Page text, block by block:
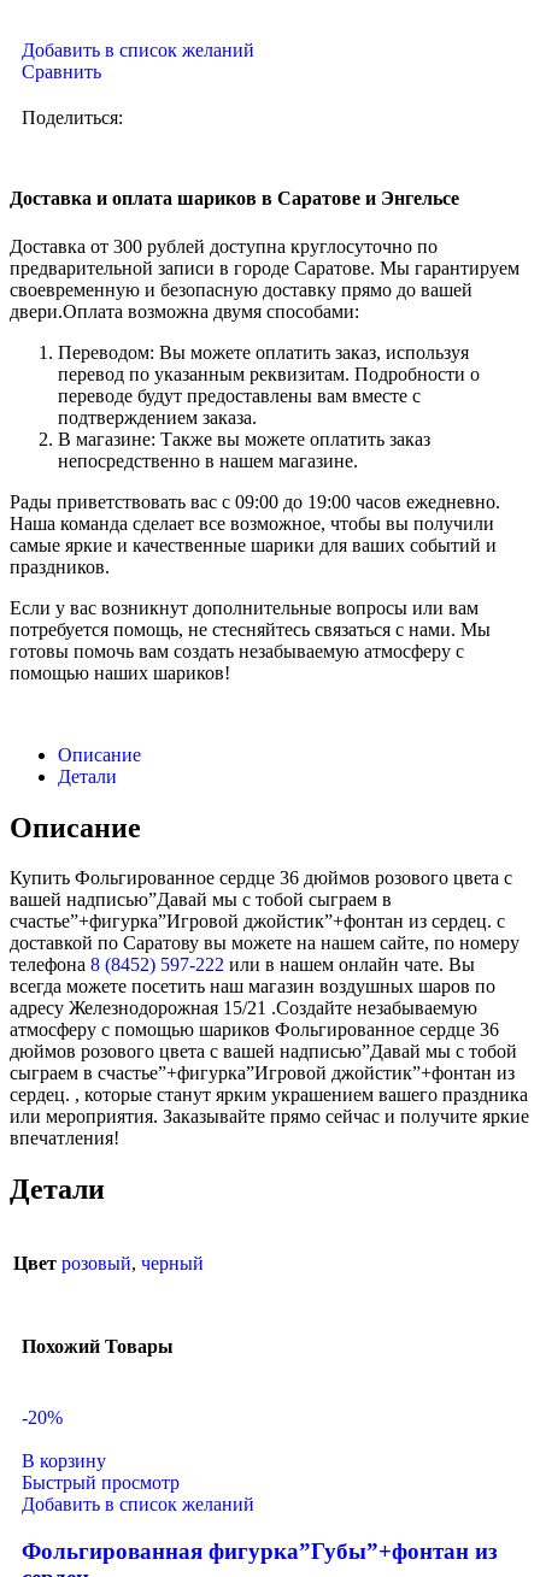
Добавить в список желаний
Сравнить
Поделиться:
Доставка и оплата шариков в Саратове и Энгельсе
Доставка от 300 рублей доступна круглосуточно по
предварительной записи в городе Саратове. Мы гарантируем
своевременную и безопасную доставку прямо до вашей
двери.Оплата возможна двумя способами:
Переводом: Вы можете оплатить заказ, используя
перевод по указанным реквизитам. Подробности о
переводе будут предоставлены вам вместе с
подтверждением заказа.
В магазине: Также вы можете оплатить заказ
непосредственно в нашем магазине.
Рады приветствовать вас с 09:00 до 19:00 часов ежедневно.
Наша команда сделает все возможное, чтобы вы получили
самые яркие и качественные шарики для ваших событий и
праздников.
Если у вас возникнут дополнительные вопросы или вам
потребуется помощь, не стесняйтесь связаться с нами. Мы
готовы помочь вам создать незабываемую атмосферу с
помощью наших шариков!
Описание
Детали
Описание
Купить Фольгированное сердце 36 дюймов розового цвета с
вашей надписью”Давай мы с тобой сыграем в
счастье”+фигурка”Игровой джойстик”+фонтан из сердец. с
доставкой по Саратову вы можете на нашем сайте, по номеру
телефона 8 (8452) 597-222 или в нашем онлайн чате. Вы
всегда можете посетить наш магазин воздушных шаров по
адресу Железнодорожная 15/21 .Создайте незабываемую
атмосферу с помощью шариков Фольгированное сердце 36
дюймов розового цвета с вашей надписью”Давай мы с тобой
сыграем в счастье”+фигурка”Игровой джойстик”+фонтан из
сердец. , которые станут ярким украшением вашего праздника
или мероприятия. Заказывайте прямо сейчас и получите яркие
впечатления!
Детали
Цвет розовый, черный
Похожий Товары
-20%
В корзину
Быстрый просмотр
Добавить в список желаний
Фольгированная фигурка”Губы”+фонтан из